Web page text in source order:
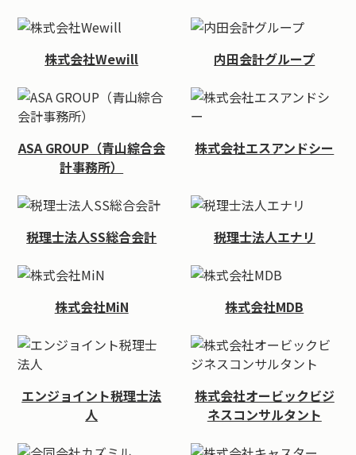
株式会社Wewill 内田会計グループ
ASA GROUP（青山綜合会
計事務所）
株式会社エスアンドシー
税理士法人SS総合会計 税理士法人エナリ
株式会社MiN 株式会社MDB
エンジョイント税理士法
人
株式会社オービックビジ
ネスコンサルタント